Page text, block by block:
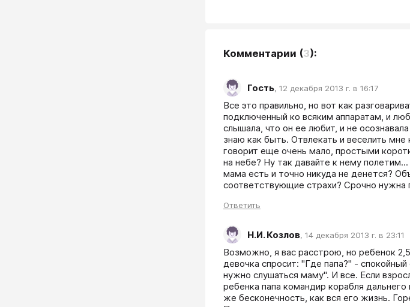
Комментарии (3):
Гость, 12 декабря 2013 г. в 16:17
Все это правильно, но вот как
подключенный ко всяким аппаратам, и
слышала, что он ее любит, и не
знаю как быть. Отвлекать и веселить
говорит еще очень мало, простыми
на небе? Ну так давайте к нему
мама есть и точно никуда не денется?
соответствующие страхи? Срочно нужна
Ответить
Н.И. Козлов, 14 декабря 2013 г. в 23:11
Возможно, я вас расстрою, но ребенок
девочка спросит: "Где папа?" -
нужно слушаться маму". И все. Если
ребенка папа командир корабля
же бесконечность, как вся его жизнь.